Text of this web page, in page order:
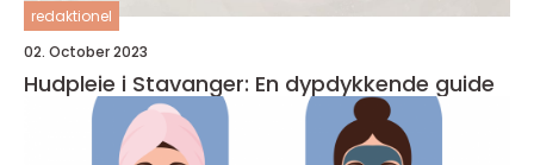
redaktionel
02. October 2023
Hudpleie i Stavanger: En dypdykkende guide